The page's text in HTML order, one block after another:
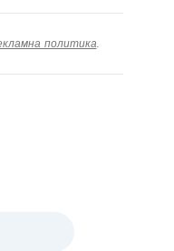
политика.